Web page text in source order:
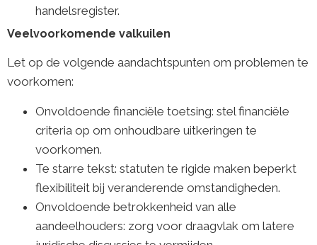
handelsregister.
Veelvoorkomende valkuilen
Let op de volgende aandachtspunten om problemen te
voorkomen:
Onvoldoende financiële toetsing: stel financiële
criteria op om onhoudbare uitkeringen te
voorkomen.
Te starre tekst: statuten te rigide maken beperkt
flexibiliteit bij veranderende omstandigheden.
Onvoldoende betrokkenheid van alle
aandeelhouders: zorg voor draagvlak om latere